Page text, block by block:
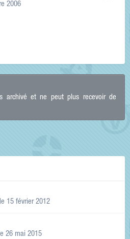
2006
archivé et ne peut plus recevoir de
le 15 février 2012
26 mai 2015